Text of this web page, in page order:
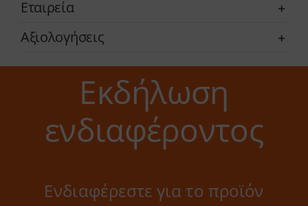
Εταιρεία
Αξιολογήσεις
Εκδήλωση
ενδιαφέροντος
Ενδιαφέρεστε για το προϊόν